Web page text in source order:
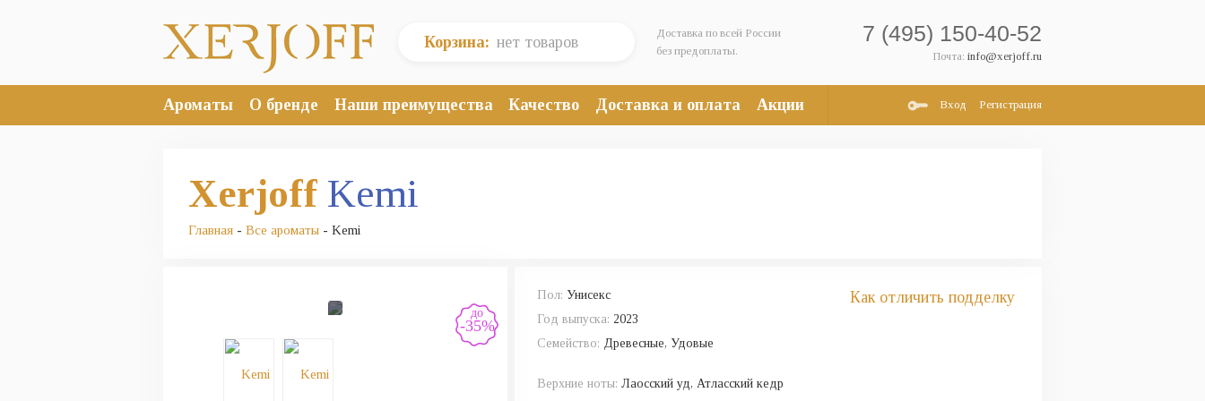
Корзина: нет товаров
Доставка по всей России
без предоплаты.
7 (495) 150-40-52
Почта: info@xerjoff.ru
Ароматы О бренде Наши преимущества Качество Доставка и оплата Акции Вход Регистрация
Xerjoff Kemi
Главная - Все ароматы - Kemi
до
-35%
Как отличить подделку
Пол: Унисекс
Год выпуска: 2023
Семейство: Древесные, Удовые
Верхние ноты: Лаосский уд, Атласский кедр